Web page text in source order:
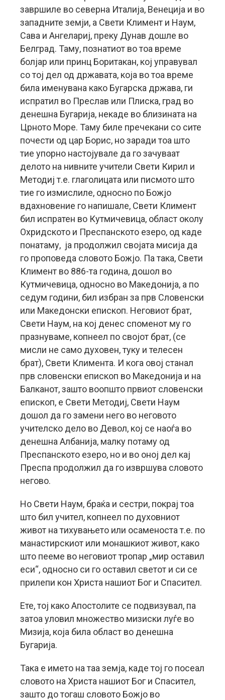
завршиле во северна Италија, Венеција и во
западните земји, а Свети Климент и Наум,
Сава и Ангелариј, преку Дунав дошле во
Белград. Таму, познатиот во тоа време
болјар или принц Боритакан, кој управувал
со тој дел од државата, која во тоа време
била именувана како Бугарска држава, ги
испратил во Преслав или Плиска, град во
денешна Бугарија, некаде во близината на
Црното Море. Таму биле пречекани со сите
почести од цар Борис, но заради тоа што
тие упорно настојувале да го зачуваат
делото на нивните учители Свети Кирил и
Методиј т.е. глаголицата или писмото што
тие го измислиле, односно по Божјо
вдахновение го напишале, Свети Климент
бил испратен во Кутмичевица, област околу
Охридското и Преспанското езеро, од каде
понатаму, ја продолжил својата мисија да
го проповеда словото Божјо. Па така, Свети
Климент во 886-та година, дошол во
Кутмичевица, односно во Македонија, а по
седум години, бил избран за прв Словенски
или Македонски епископ. Неговиот брат,
Свети Наум, на кој денес споменот му го
празнуваме, копнеел по својот брат, (се
мисли не само духовен, туку и телесен
брат), Свети Климента. И кога овој станал
прв словенски епископ во Македонија и на
Балканот, зашто воопшто првиот словенски
епископ, е Свети Методиј, Свети Наум
дошол да го замени него во неговото
учителско дело во Девол, кој се наоѓа во
денешна Албанија, малку потаму од
Преспанското езеро, но и во оној дел кај
Преспа продолжил да го извршува словото
негово.
Но Свети Наум, браќа и сестри, покрај тоа
што бил учител, копнеел по духовниот
живот на тихувањето или осаменоста т.е. по
манастирскиот или монашкиот живот, како
што пееме во неговиот тропар „мир оставил
еси“, односно си го оставил светот и си се
прилепи кон Христа нашиот Бог и Спасител.
Ете, тој како Апостолите се подвизувал, па
затоа уловил множество мизиски луѓе во
Мизија, која била област во денешна
Бугарија.
Така е името на таа земја, каде тој го посеал
словото на Христа нашиот Бог и Спасител,
зашто до тогаш словото Божјо во